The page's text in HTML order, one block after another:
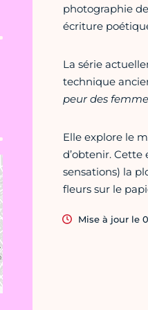
photographie
écriture
La série
technique
peur des
Elle explore le
d’obtenir.
sensations) la
fleurs sur le
Mise à jour le